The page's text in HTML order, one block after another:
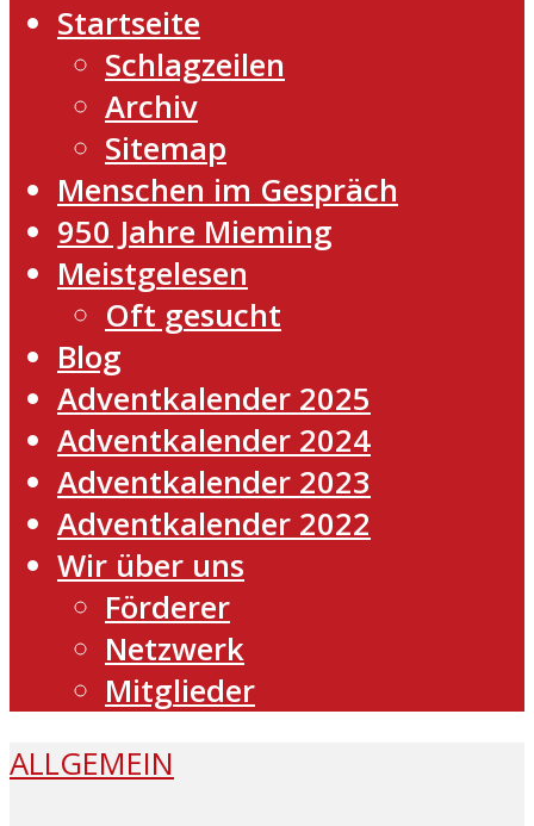
Startseite
Schlagzeilen
Archiv
Sitemap
Menschen im Gespräch
950 Jahre Mieming
Meistgelesen
Oft gesucht
Blog
Adventkalender 2025
Adventkalender 2024
Adventkalender 2023
Adventkalender 2022
Wir über uns
Förderer
Netzwerk
Mitglieder
ALLGEMEIN